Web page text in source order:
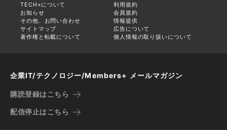
TECH+について
利用規約
お知らせ
会員規約
その他、お問い合わせ
情報提供
サイトマップ
広告について
著作権と転載について
個人情報の取り扱いについて
企業IT/テクノロジー/Members+ メールマガジン
購読登録はこちら
配信停止はこちら